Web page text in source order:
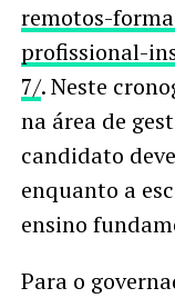
remotos-
profissional-
7/. Neste
na área de
candidato
enquanto a
ensino
Para o